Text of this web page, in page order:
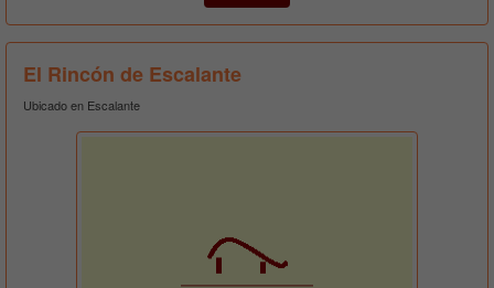
El Rincón de Escalante
Ubicado en Escalante